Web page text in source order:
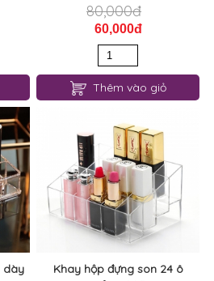
80,000đ
60,000đ
Thêm vào giỏ
dày
Khay hộp đựng son 24 ô